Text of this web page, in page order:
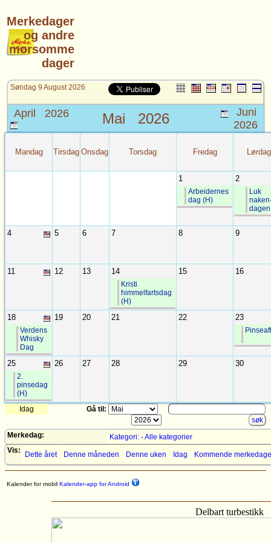
Merkedager
og andre
morsomme
dager
Søndag 9 August 2026
April 2026 Mai 2026
Juni
2026
Mandag Tirsdag Onsdag Torsdag Fredag Lørdag
1
Arbeidernes
dag (H)
2
Luk
dagen
4 5 6 7 8 9
11 12 13 14
Kristi
himmelfartsdag
(H)
15 16
18
Verdens
Whisky
Dag
19 20 21 22 23
25
2.
pinsedag
(H)
26 27 28 29 30
Idag Gå til:
Merkedag:
Kategori: - Alle kategorier
Vis:
Dette året Denne måneden Denne uken Idag Kommende
Kalender for mobil Kalender-app for Android
Delbart turbestikk